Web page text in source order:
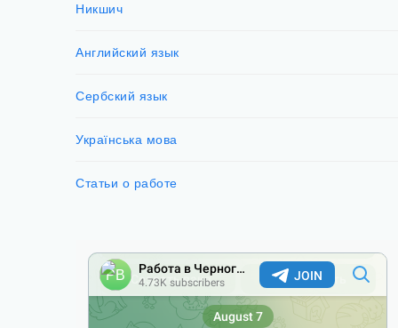
Никшич
Английский язык
Сербский язык
Українська мова
Статьи о работе